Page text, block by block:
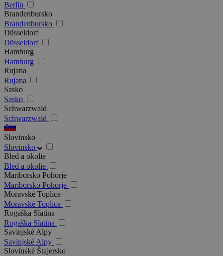
Berlín
Brandenbursko
Brandenbursko
Düsseldorf
Düsseldorf
Hamburg
Hamburg
Rujana
Rujana
Sasko
Sasko
Schwarzwald
Schwarzwald
Slovinsko
Slovinsko
Bled a okolie
Bled a okolie
Mariborsko Pohorje
Mariborsko Pohorje
Moravské Toplice
Moravské Toplice
Rogaška Slatina
Rogaška Slatina
Savinjské Alpy
Savinjské Alpy
Slovinské Štajersko